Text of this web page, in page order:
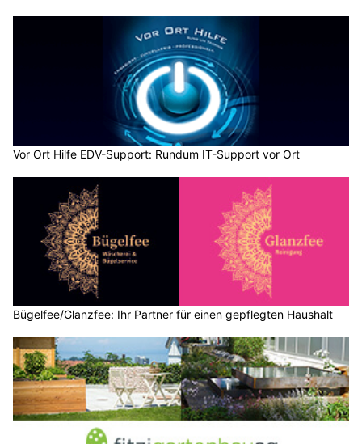
Vor Ort Hilfe EDV-Support: Rundum IT-Support vor Ort
Bügelfee/Glanzfee: Ihr Partner für einen gepflegten Haushalt